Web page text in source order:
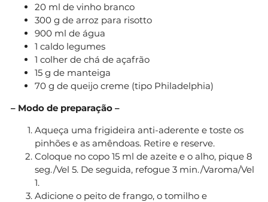
20 ml de vinho branco
300 g de arroz para risotto
900 ml de água
1 caldo legumes
1 colher de chá de açafrão
15 g de manteiga
70 g de queijo creme (tipo Philadelphia)
– Modo de preparação –
Aqueça uma frigideira anti-aderente e toste os
pinhões e as amêndoas. Retire e reserve.
Coloque no copo 15 ml de azeite e o alho, pique 8
seg./Vel 5. De seguida, refogue 3 min./Varoma/Vel
1.
Adicione o peito de frango, o tomilho e